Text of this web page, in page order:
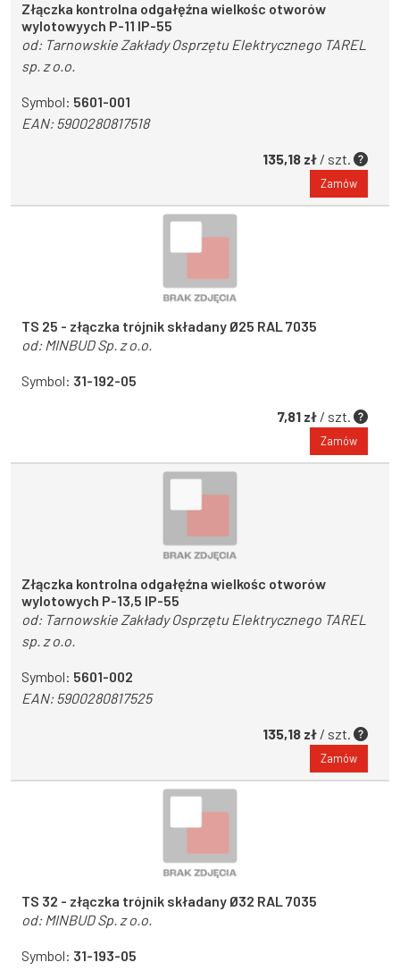
Złączka kontrolna odgałęźna wielkośc otworów
wylotowyych P-11 IP-55
od: Tarnowskie Zakłady Osprzętu Elektrycznego TAREL
sp. z o.o.
Symbol: 5601-001
EAN:5900280817518
135,18 zł / szt.
Zamów
TS 25 - złączka trójnik składany Ø25 RAL 7035
od: MINBUD Sp. z o.o.
Symbol: 31-192-05
7,81 zł / szt.
Zamów
Złączka kontrolna odgałęźna wielkośc otworów
wylotowych P-13,5 IP-55
od: Tarnowskie Zakłady Osprzętu Elektrycznego TAREL
sp. z o.o.
Symbol: 5601-002
EAN:5900280817525
135,18 zł / szt.
Zamów
TS 32 - złączka trójnik składany Ø32 RAL 7035
od: MINBUD Sp. z o.o.
Symbol: 31-193-05